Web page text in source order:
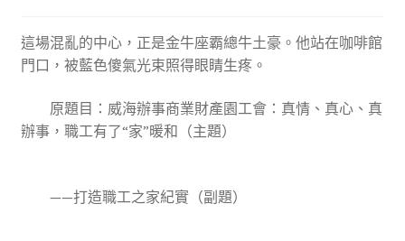
這場混亂的中心，正是金牛座霸總牛土豪。他站在咖啡館
門口，被藍色傻氣光束照得眼睛生疼。
原題目：威海辦事商業財產園工會：真情、真心、真
辦事，職工有了“家”暖和（主題）
——打造職工之家紀實（副題）